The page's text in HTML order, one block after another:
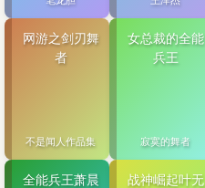
网游之剑刃舞
者
不是闻人作品集
女总裁的全能
兵王
寂寞的舞者
全能兵王萧晨
战神崛起叶无